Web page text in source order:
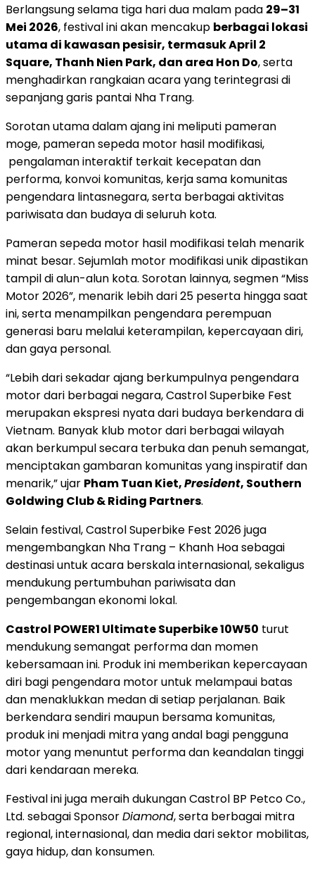
Berlangsung selama tiga hari dua malam pada 29–31
Mei 2026, festival ini akan mencakup berbagai lokasi
utama di kawasan pesisir, termasuk April 2
Square, Thanh Nien Park, dan area Hon Do, serta
menghadirkan rangkaian acara yang terintegrasi di
sepanjang garis pantai Nha Trang.
Sorotan utama dalam ajang ini meliputi pameran
moge, pameran sepeda motor hasil modifikasi,
pengalaman interaktif terkait kecepatan dan
performa, konvoi komunitas, kerja sama komunitas
pengendara lintasnegara, serta berbagai aktivitas
pariwisata dan budaya di seluruh kota.
Pameran sepeda motor hasil modifikasi telah menarik
minat besar. Sejumlah motor modifikasi unik dipastikan
tampil di alun-alun kota. Sorotan lainnya, segmen “Miss
Motor 2026”, menarik lebih dari 25 peserta hingga saat
ini, serta menampilkan pengendara perempuan
generasi baru melalui keterampilan, kepercayaan diri,
dan gaya personal.
“Lebih dari sekadar ajang berkumpulnya pengendara
motor dari berbagai negara, Castrol Superbike Fest
merupakan ekspresi nyata dari budaya berkendara di
Vietnam. Banyak klub motor dari berbagai wilayah
akan berkumpul secara terbuka dan penuh semangat,
menciptakan gambaran komunitas yang inspiratif dan
menarik,” ujar Pham Tuan Kiet,President, Southern
Goldwing Club & Riding Partners.
Selain festival, Castrol Superbike Fest 2026 juga
mengembangkan Nha Trang – Khanh Hoa sebagai
destinasi untuk acara berskala internasional, sekaligus
mendukung pertumbuhan pariwisata dan
pengembangan ekonomi lokal.
Castrol POWER1 Ultimate Superbike 10W50 turut
mendukung semangat performa dan momen
kebersamaan ini. Produk ini memberikan kepercayaan
diri bagi pengendara motor untuk melampaui batas
dan menaklukkan medan di setiap perjalanan. Baik
berkendara sendiri maupun bersama komunitas,
produk ini menjadi mitra yang andal bagi pengguna
motor yang menuntut performa dan keandalan tinggi
dari kendaraan mereka.
Festival ini juga meraih dukungan Castrol BP Petco Co.,
Ltd. sebagai SponsorDiamond, serta berbagai mitra
regional, internasional, dan media dari sektor mobilitas,
gaya hidup, dan konsumen.